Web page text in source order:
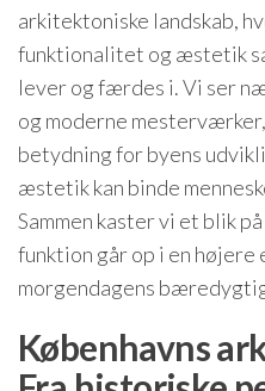
arkitektoniske landskab,
funktionalitet og æstetik
lever og færdes i. Vi ser
og moderne
betydning for byens
æstetik kan binde
Sammen kaster vi et blik
funktion går op i en højere
morgendagens
Københavns